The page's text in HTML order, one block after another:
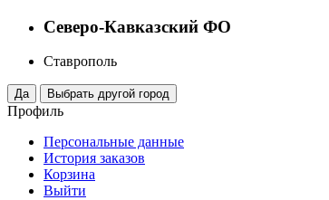
Северо-Кавказский ФО
Ставрополь
Профиль
Персональные данные
История заказов
Корзина
Выйти